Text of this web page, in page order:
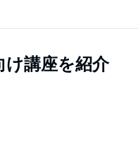
け講座を紹介